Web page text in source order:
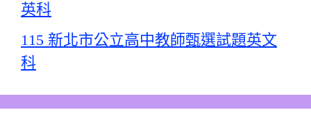
英科
115 新北市公立高中教師甄選試題英文
科